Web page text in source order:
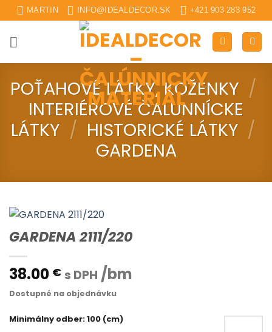
Skip
to
content
MARTIN INFO@IDEALDECOR.SK +421 903 283 952
POŤAHOVÉ LÁTKY, KOŽENKY /
INTERIÉROVÉ ČALUNNÍCKE
LÁTKY / HISTORICKÉ LÁTKY /
GARDENA
GARDENA 2111/220
38.00 € s DPH /bm
Dostupné na objednávku
Minimálny odber: 100 (cm)